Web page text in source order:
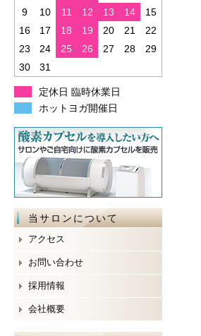
9
10 11 12 13 14
15
16
17 18 19 20 21
22
23
24 25 26 27 28
29
30
31
定休日 臨時休業日
ホットヨガ開催日
当サロンについて
アクセス
お問い合わせ
採用情報
会社概要